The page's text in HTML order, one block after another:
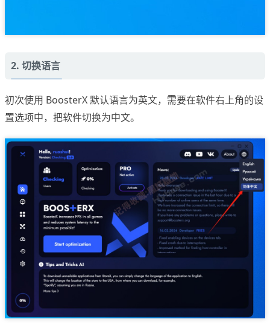
2. 切换语言
初次使用 BoosterX 默认语言为英文，需要在软件右上角的设
置选项中，把软件切换为中文。